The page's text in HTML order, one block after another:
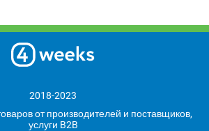
2018-2023
от производителей и поставщиков,
услуги B2B